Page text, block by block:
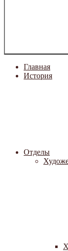
Главная
История
Отделы